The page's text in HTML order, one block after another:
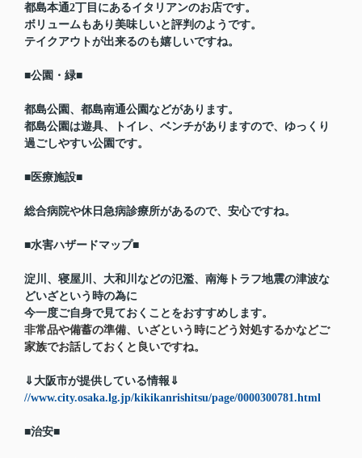
都島本通2丁目にあるイタリアンのお店です。
ボリュームもあり美味しいと評判のようです。
テイクアウトが出来るのも嬉しいですね。
■公園・緑■
都島公園、都島南通公園などがあります。
都島公園は遊具、トイレ、ベンチがありますので、ゆっくり
過ごしやすい公園です。
■医療施設■
総合病院や休日急病診療所があるので、安心ですね。
■水害ハザードマップ■
淀川、寝屋川、大和川などの氾濫、南海トラフ地震の津波な
どいざという時の為に
今一度ご自身で見ておくことをおすすめします。
非常品や備蓄の準備、いざという時にどう対処するかなどご
家族でお話しておくと良いですね。
⇓大阪市が提供している情報⇓
//www.city.osaka.lg.jp/kikikanrishitsu/page/0000300781.html
■治安■